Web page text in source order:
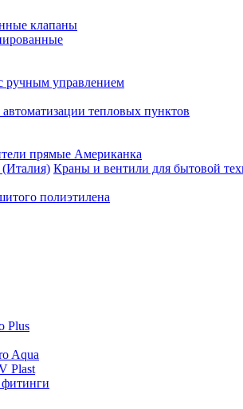
клапаны
ручным управлением
тепловых пунктов
прямые Американка
Краны и вентили для бытовой
полиэтилена
Plus
Aqua
Plast